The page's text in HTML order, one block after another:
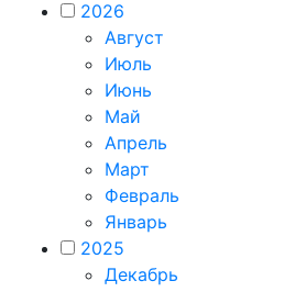
2026
Август
Июль
Июнь
Май
Апрель
Март
Февраль
Январь
2025
Декабрь